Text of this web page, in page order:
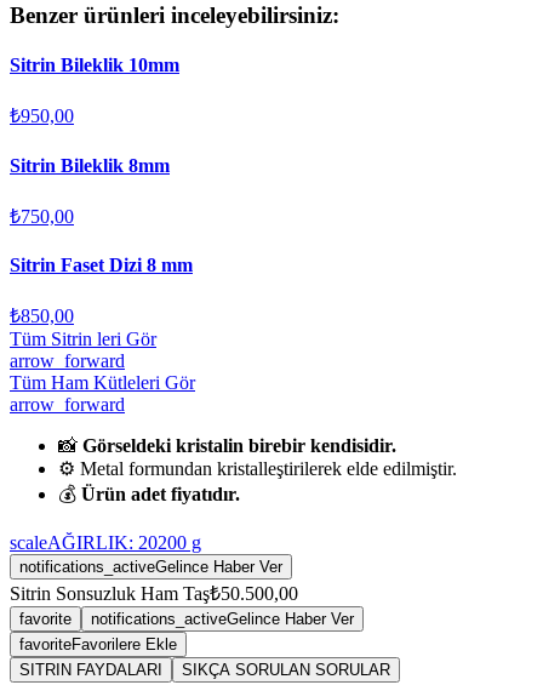
Benzer ürünleri inceleyebilirsiniz:
Sitrin Bileklik 10mm
₺950,00
Sitrin Bileklik 8mm
₺750,00
Sitrin Faset Dizi 8 mm
₺850,00
Tüm Sitrin leri Gör
arrow_forward
Tüm Ham Kütleleri Gör
arrow_forward
📸 Görseldeki kristalin birebir kendisidir.
⚙️ Metal formundan kristalleştirilerek elde edilmiştir.
💰 Ürün adet fiyatıdır.
scaleAĞIRLIK: 20200 g
notifications_activeGelince Haber Ver
Sitrin Sonsuzluk Ham Taş₺50.500,00
favorite notifications_activeGelince Haber Ver
favoriteFavorilere Ekle
SITRIN FAYDALARI
SIKÇA SORULAN SORULAR